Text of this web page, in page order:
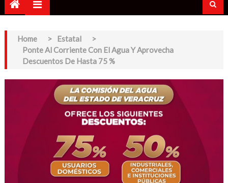
Home > Estatal
>
Ponte Al Corriente Con El Agua Y Aprovecha
Descuentos De Hasta 75 %